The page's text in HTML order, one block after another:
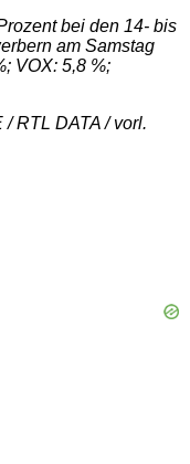
bei den 14- bis
am Samstag
VOX: 5,8 %;
RTL DATA / vorl.